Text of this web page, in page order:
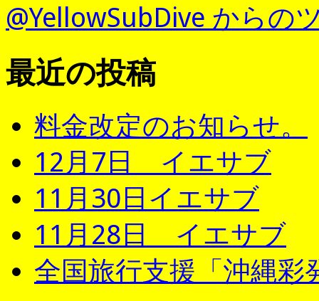
@YellowSubDive からの
最近の投稿
料金改定のお知らせ。
12月7日 イエサブ
11月30日イエサブ
11月28日 イエサブ
全国旅行支援「沖縄